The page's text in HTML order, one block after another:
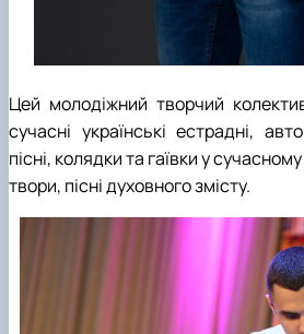
Цей молодіжний творчий
сучасні українські естрадні,
пісні, колядки та гаївки у
твори, пісні духовного змісту.